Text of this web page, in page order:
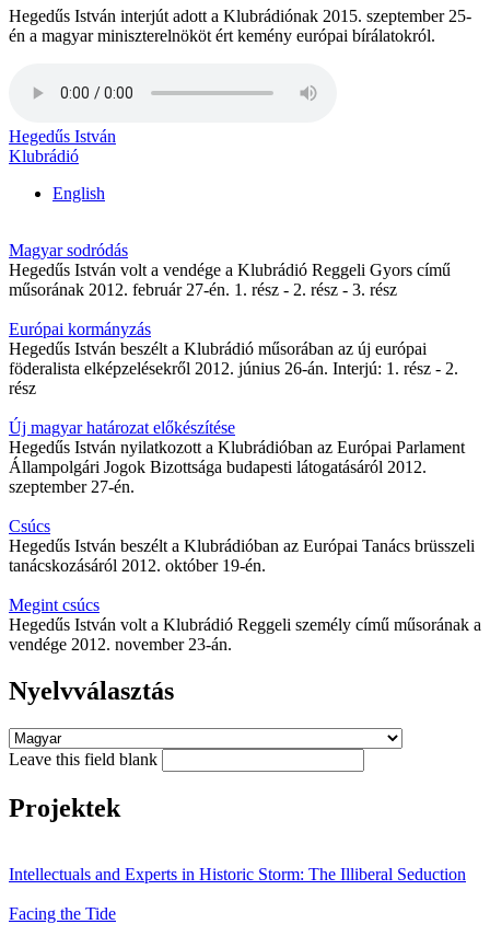
Hegedűs István interjút adott a Klubrádiónak 2015. szeptember 25-
én a magyar miniszterelnököt ért kemény európai bírálatokról.
Hegedűs István
Klubrádió
English
Magyar sodródás
Hegedűs István volt a vendége a Klubrádió Reggeli Gyors című
műsorának 2012. február 27-én. 1. rész - 2. rész - 3. rész
Európai kormányzás
Hegedűs István beszélt a Klubrádió műsorában az új európai
föderalista elképzelésekről 2012. június 26-án. Interjú: 1. rész - 2.
rész
Új magyar határozat előkészítése
Hegedűs István nyilatkozott a Klubrádióban az Európai Parlament
Állampolgári Jogok Bizottsága budapesti látogatásáról 2012.
szeptember 27-én.
Csúcs
Hegedűs István beszélt a Klubrádióban az Európai Tanács brüsszeli
tanácskozásáról 2012. október 19-én.
Megint csúcs
Hegedűs István volt a Klubrádió Reggeli személy című műsorának a
vendége 2012. november 23-án.
Nyelvválasztás
Leave this field blank
Projektek
Intellectuals and Experts in Historic Storm: The Illiberal Seduction
Facing the Tide